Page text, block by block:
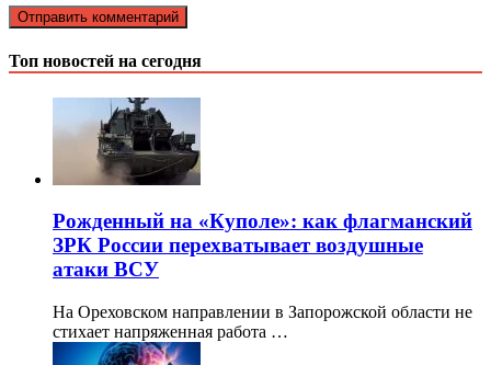
Топ новостей на сегодня
Рожденный на «Куполе»: как флагманский
ЗРК России перехватывает воздушные
атаки ВСУ
На Ореховском направлении в Запорожской области не
стихает напряженная работа …